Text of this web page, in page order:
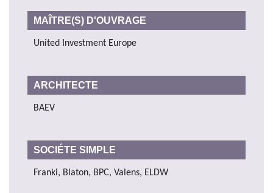
MAÎTRE(S) D'OUVRAGE
United Investment Europe
ARCHITECTE
BAEV
SOCIÉTE SIMPLE
Franki, Blaton, BPC, Valens, ELDW